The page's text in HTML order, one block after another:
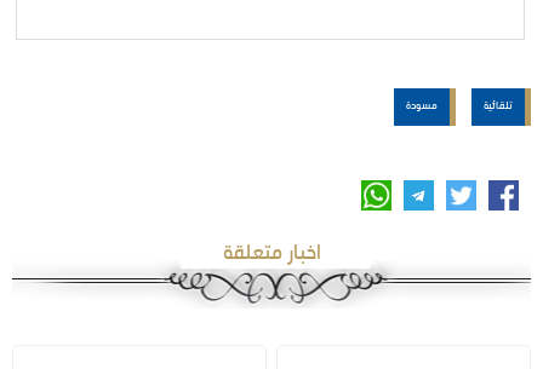
تلقائية مسودة
اخبار متعلقة